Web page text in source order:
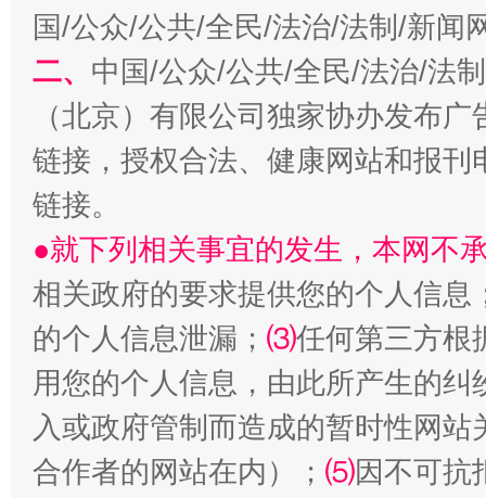
魏明亮
“刷贴”乱象丛生
生
国/公众/公共/全民/法治/法制/新闻
二、 中国/公众/公共/全民/法治/法
（北京）有限公司独家协办发布
链接，授权合法、健康网站和报
链接。
●就下列相关事宜的发生，本网不
相关政府的要求提供您的个人信息
的个人信息泄漏； ⑶任何第三方根
用您的个人信息，由此所产生的纠
入或政府管制而造成的暂时性网
合作者的网站在内）； ⑸因不可抗